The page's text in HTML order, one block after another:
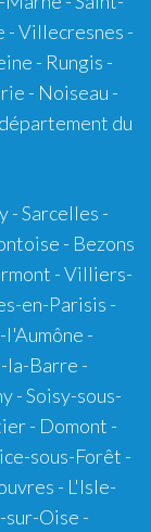
- Villecresnes -
- Rungis -
- Noiseau -
du
- Sarcelles -
- Bezons
- Villiers-
en-Parisis -
l'Aumône -
la-Barre -
- Soisy-sous-
- Domont -
sous-Forêt -
- L'Isle-
sur-Oise -